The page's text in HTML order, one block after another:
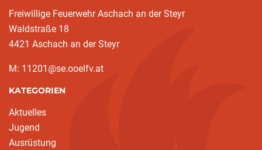
Freiwillige Feuerwehr Aschach an der Steyr
Waldstraße 18
4421 Aschach an der Steyr
M: 11201@se.ooelfv.at
KATEGORIEN
Aktuelles
Jugend
Ausrüstung